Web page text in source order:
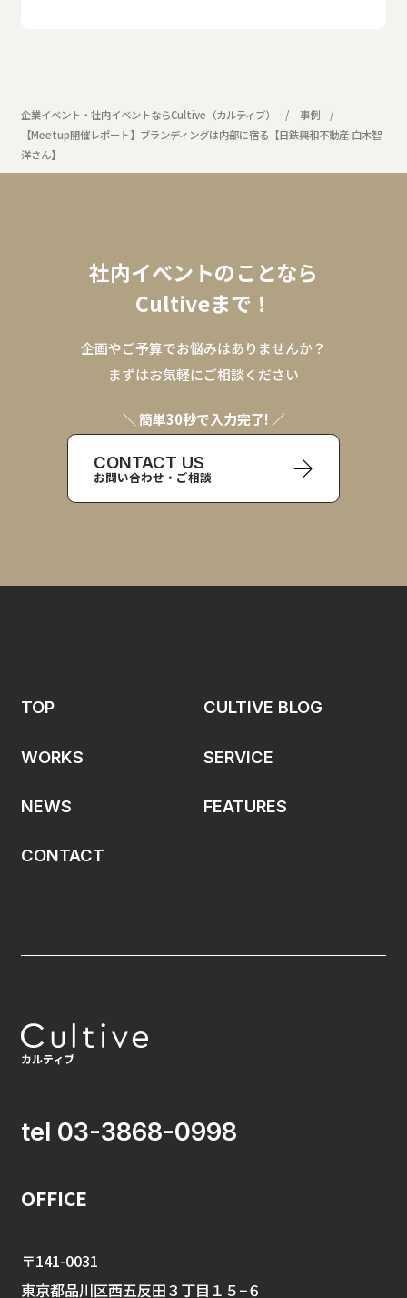
企業イベント・社内イベントならCultive（カルティブ）
事例
【Meetup開催レポート】ブランディングは内部に宿る【日鉄興和不動産 白木智
洋さん】
社内イベントのことなら
Cultiveまで！
企画やご予算でお悩みはありませんか？
まずはお気軽にご相談ください
＼ 簡単30秒で入力完了! ／
CONTACT US
お問い合わせ・ご相談
tel 03-3868-0998
OFFICE
〒141-0031
東京都品川区西五反田３丁目１５−６
TOP CULTIVE BLOG
WORKS SERVICE
NEWS FEATURES
CONTACT